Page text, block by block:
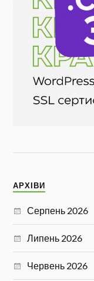
АРХІВИ
Серпень 2026
Липень 2026
Червень 2026